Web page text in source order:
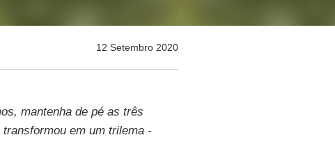
12 Setembro 2020
mantenha de pé as três
em um trilema -